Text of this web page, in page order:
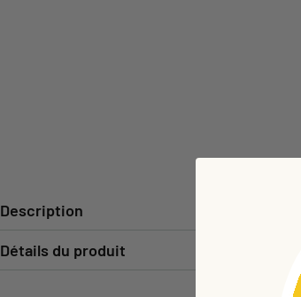
Description
Détails du produit